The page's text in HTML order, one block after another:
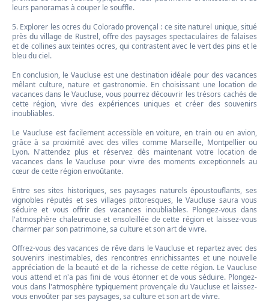
leurs panoramas à couper le souffle.
5. Explorer les ocres du Colorado provençal : ce site naturel unique, situé
près du village de Rustrel, offre des paysages spectaculaires de falaises
et de collines aux teintes ocres, qui contrastent avec le vert des pins et le
bleu du ciel.
En conclusion, le Vaucluse est une destination idéale pour des vacances
mêlant culture, nature et gastronomie. En choisissant une location de
vacances dans le Vaucluse, vous pourrez découvrir les trésors cachés de
cette région, vivre des expériences uniques et créer des souvenirs
inoubliables.
Le Vaucluse est facilement accessible en voiture, en train ou en avion,
grâce à sa proximité avec des villes comme Marseille, Montpellier ou
Lyon. N'attendez plus et réservez dès maintenant votre location de
vacances dans le Vaucluse pour vivre des moments exceptionnels au
cœur de cette région envoûtante.
Entre ses sites historiques, ses paysages naturels époustouflants, ses
vignobles réputés et ses villages pittoresques, le Vaucluse saura vous
séduire et vous offrir des vacances inoubliables. Plongez-vous dans
l'atmosphère chaleureuse et ensoleillée de cette région et laissez-vous
charmer par son patrimoine, sa culture et son art de vivre.
Offrez-vous des vacances de rêve dans le Vaucluse et repartez avec des
souvenirs inestimables, des rencontres enrichissantes et une nouvelle
appréciation de la beauté et de la richesse de cette région. Le Vaucluse
vous attend et n'a pas fini de vous étonner et de vous séduire. Plongez-
vous dans l'atmosphère typiquement provençale du Vaucluse et laissez-
vous envoûter par ses paysages, sa culture et son art de vivre.